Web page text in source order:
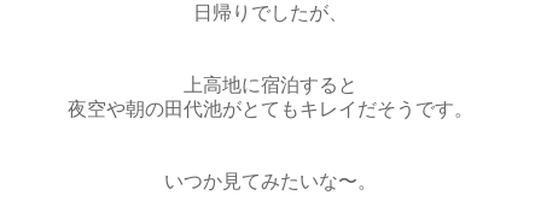
日帰りでしたが、
上高地に宿泊すると
夜空や朝の田代池がとてもキレイだそうです。
いつか見てみたいな〜。